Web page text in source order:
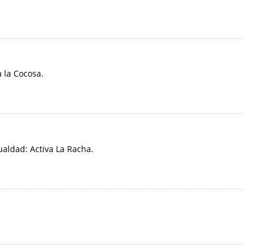
Cocosa.
Activa La Racha.